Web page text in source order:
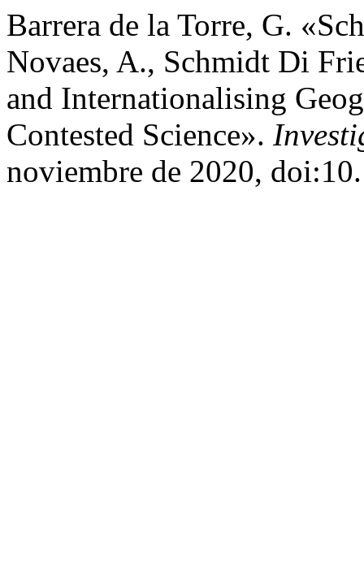
Barrera de la Torre, G.
Novaes, A., Schmidt Di
and Internationalising
Contested Science».
noviembre de 2020,